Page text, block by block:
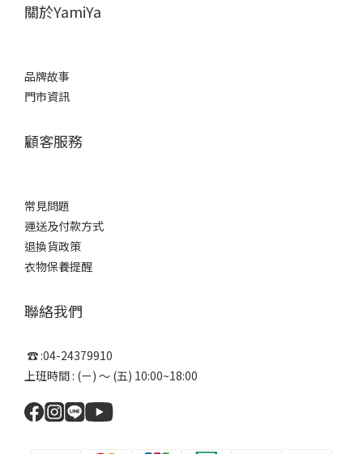
關於YamiYa
品牌故事
門市資訊
顧客服務
常見問題
運送及付款方式
退換貨政策
衣物保養提醒
聯絡我們
☎ :04-24379910
上班時間 : (ㄧ) ～ (五) 10:00~18:00